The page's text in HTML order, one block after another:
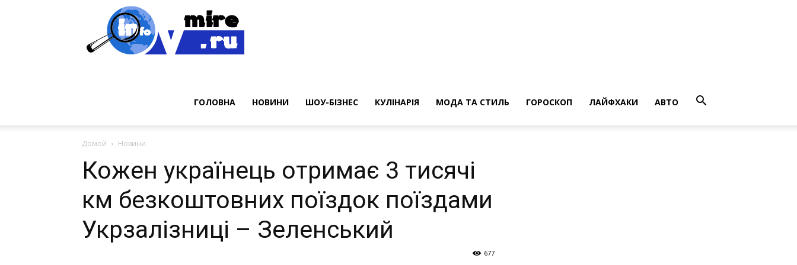
ГОЛОВНА НОВИНИ ШОУ-БІЗНЕС КУЛІНАРІЯ МОДА ТА СТИЛЬ ГОРОСКОП ЛАЙФХАКИ АВТО
Домой Новини
Кожен українець отримає 3 тисячі
км безкоштовних поїздок поїздами
Укрзалізниці – Зеленський
677